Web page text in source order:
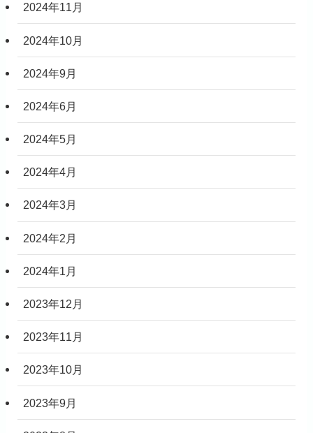
2024年11月
2024年10月
2024年9月
2024年6月
2024年5月
2024年4月
2024年3月
2024年2月
2024年1月
2023年12月
2023年11月
2023年10月
2023年9月